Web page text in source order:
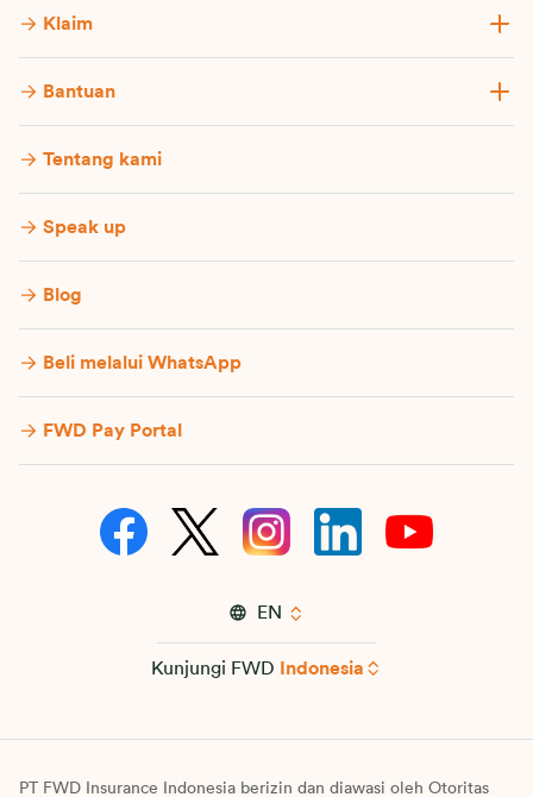
Klaim
Bantuan
Tentang kami
Speak up
Blog
Beli melalui WhatsApp
FWD Pay Portal
EN
Kunjungi FWD Indonesia
PT FWD Insurance Indonesia berizin dan diawasi oleh Otoritas